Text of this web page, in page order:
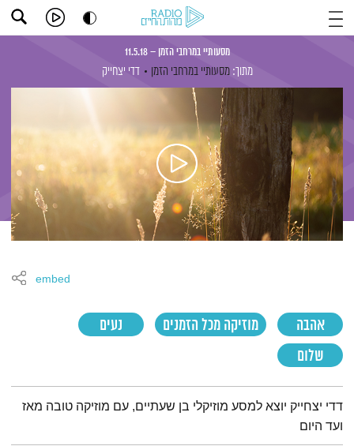
מסעותיי במרחבי הזמן – 11.5.18
מתוך: מסעותיי במרחבי הזמן דדי יצחייק
אהבה מוזיקה מכל הזמנים
נעים
שלום
embed
תמצית הפודקאסט
דדי יצחייק יוצא למסע מוזיקלי בן שעתיים, עם מוזיקה טובה מאז
ועד היום